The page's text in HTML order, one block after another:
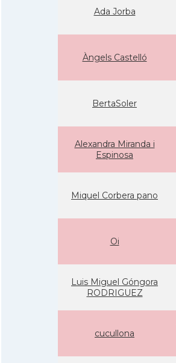
Ada Jorba
Àngels Castelló
BertaSoler
Alexandra Miranda i
Espinosa
Miquel Corbera pano
Oi
Luis Miguel Góngora
RODRIGUEZ
cucullona